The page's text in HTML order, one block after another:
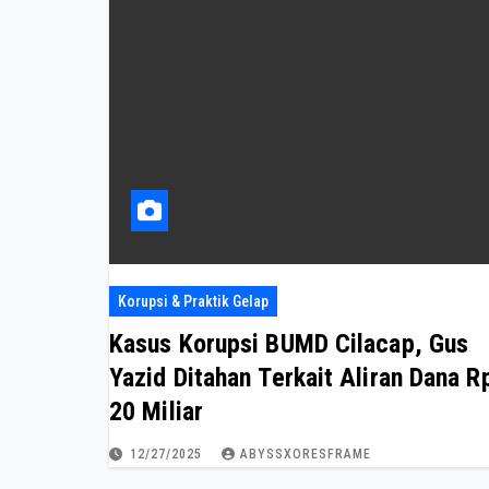
Korupsi & Praktik Gelap
Kasus Korupsi BUMD Cilacap, Gus
Yazid Ditahan Terkait Aliran Dana
20 Miliar
12/27/2025 ABYSSXORESFRAME